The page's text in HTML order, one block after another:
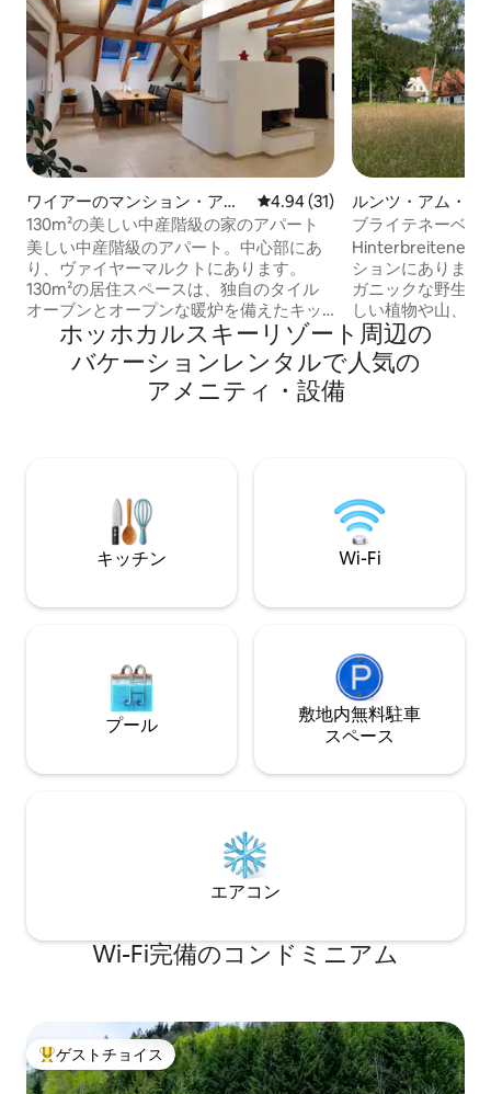
ワイアーのマンション・アパ
ート
レビュー31件、5つ星中4.94つ
4.94 (31)
130m²の美しい中産階級の家のアパート
美しい中産階級のアパート。中心部にあ
り、ヴァイヤーマルクトにあります。
130m²の居住スペースは、独自のタイル
オーブンとオープンな暖炉を備えたキッ
チン、2つの寝室、バスルーム、トイレ、
ロビー/エントランスエリア、収納スペー
ス、専用ユーティリティルーム、50m²の
テラス、専用ガレージ。ゲストハウスと
ただけます。ワイヤーはシュタイアから
45キロ離れています。
ルンツ・アム・ゼ
ムステイ
ブライテネーベン
然、湖、スキーを
ションにあります
ガニックな野生の
しい植物や山、
とができます。か
族の別荘として
現在では光ファイ
ングコースがあな
ホッホカルスキーリゾート⁠周⁠辺⁠の
バ⁠ケ⁠ー⁠シ⁠ョ⁠ン⁠レ⁠ン⁠タ⁠ル⁠で人⁠気⁠の
ア⁠メ⁠ニ⁠テ⁠ィ⁠・⁠設⁠備
キッチン Wi-Fi
プール
敷地内無料駐⁠車
ス⁠ペ⁠ー⁠ス
エアコン
Wi-Fi完備のコンドミニアム
大好評のゲストチョイスです。
ゲストチョイス